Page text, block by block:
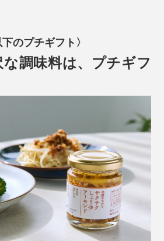
下のプチギフト〉
調味料は、プチギフ